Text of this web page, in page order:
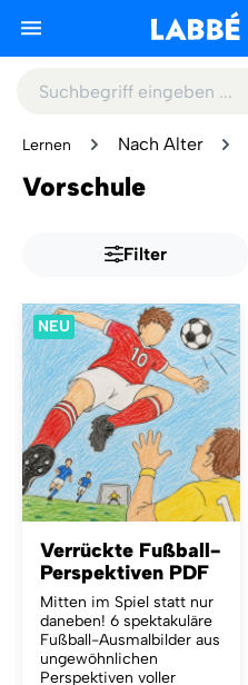
Lernen Nach Alter
Vorschule
Filter
NEU
Verrückte Fußball-
Perspektiven PDF
Mitten im Spiel statt nur
daneben! 6 spektakuläre
Fußball-Ausmalbilder aus
ungewöhnlichen
Perspektiven voller